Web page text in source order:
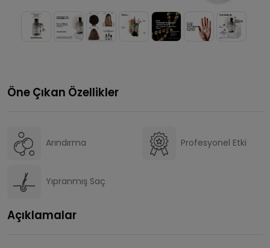
Öne Çıkan Özellikler
Arındırma Profesyonel Etki
Yıpranmış Saç
Açıklamalar